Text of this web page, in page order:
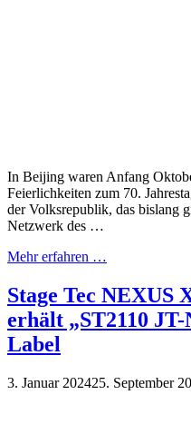
In Beijing waren Anfang
Feierlichkeiten zum 70.
der Volksrepublik, das bislang
Netzwerk des …
Mehr erfahren …
Stage Tec NEXUS
erhält „ST2110 JT-
Label
3. Januar 202425. September